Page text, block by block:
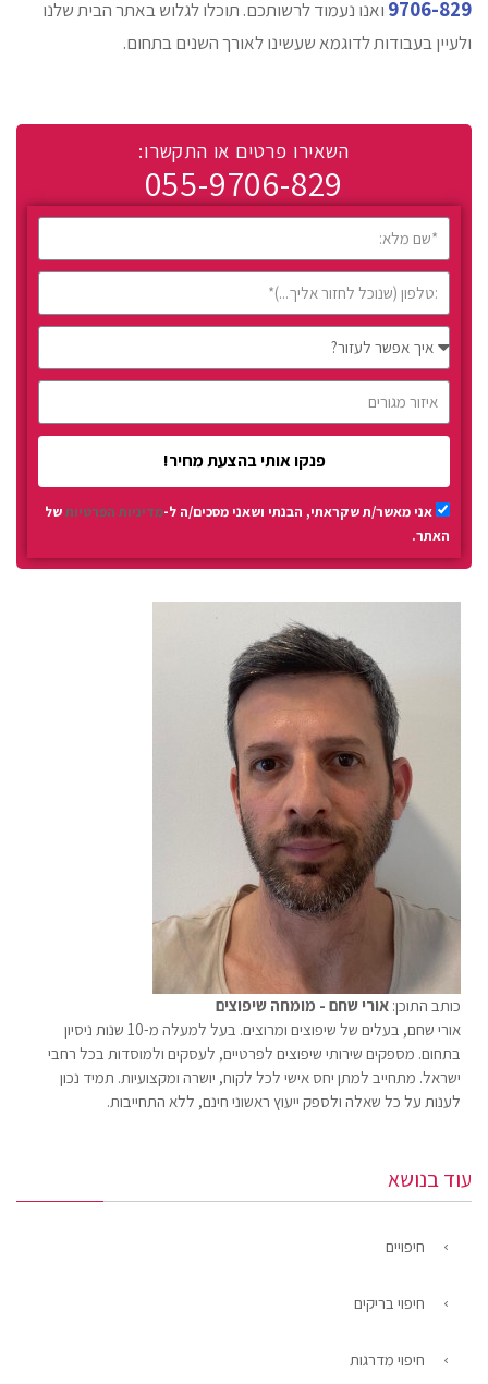
9706-829 ואנו נעמוד לרשותכם. תוכלו לגלוש באתר הבית שלנו
ולעיין בעבודות לדוגמא שעשינו לאורך השנים בתחום.
השאירו פרטים או התקשרו:
055-9706-829
אני מאשר/ת שקראתי, הבנתי ושאני מסכים/ה ל-מדיניות הפרטיותשל
האתר.
פנקו אותי בהצעת מחיר!
כותב התוכן: אורי שחם - מומחה שיפוצים
אורי שחם, בעלים של שיפוצים ומרוצים. בעל למעלה מ-10 שנות ניסיון
בתחום. מספקים שירותי שיפוצים לפרטיים, לעסקים ולמוסדות בכל רחבי
ישראל. מתחייב למתן יחס אישי לכל לקוח, יושרה ומקצועיות. תמיד נכון
לענות על כל שאלה ולספק ייעוץ ראשוני חינם, ללא התחייבות.
עוד בנושא
חיפויים
חיפוי בריקים
חיפוי מדרגות